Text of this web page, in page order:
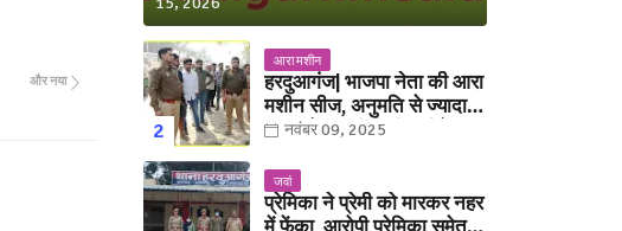
और नया
आरा मशीन
हरदुआगंज| भाजपा नेता की आरा
मशीन सीज, अनुमति से ज्यादा
संख्या में चलती मिली मशीनें
नवंबर 09, 2025
जवां
प्रेमिका ने प्रेमी को मारकर नहर